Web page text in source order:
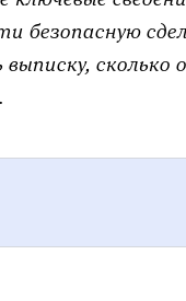
безопасную